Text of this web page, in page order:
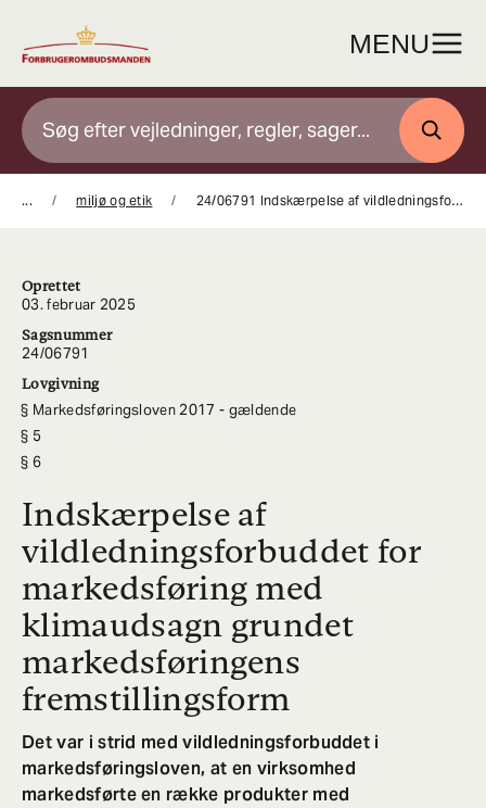
indhold
MENU
SØG
... miljø og etik 24/06791 Indskærpelse af vildledningsforbuddet for markedsføring med klimaudsagn grundet markedsføringens fremstillingsform
Oprettet
03. februar 2025
Sagsnummer
24/06791
Lovgivning
Markedsføringsloven 2017 - gældende
5
6
Indskærpelse af
vildledningsforbuddet for
markedsføring med
klimaudsagn grundet
markedsføringens
fremstillingsform
Det var i strid med vildledningsforbuddet i
markedsføringsloven, at en virksomhed
markedsførte en række produkter med